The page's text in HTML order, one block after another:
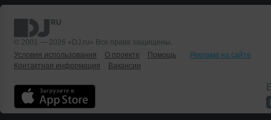
© 2001 — 2026 «DJ.ru» Все права защищены.
Условия использования
О проекте Помощь
Реклама на сайте
Контактная информация
Вакансии